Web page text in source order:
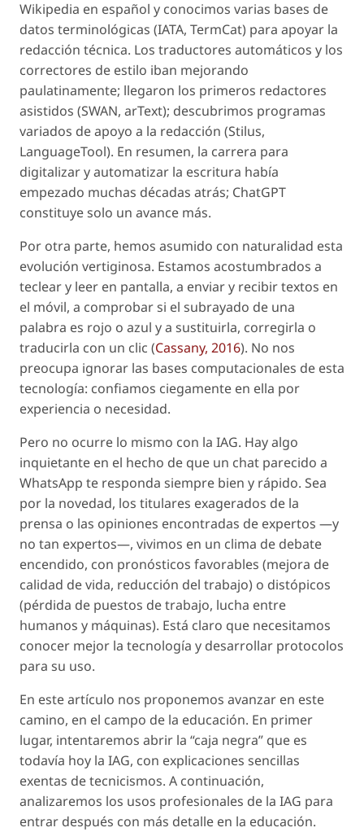
Wikipedia en español y conocimos varias bases de
datos terminológicas (IATA, TermCat) para apoyar la
redacción técnica. Los traductores automáticos y los
correctores de estilo iban mejorando
paulatinamente; llegaron los primeros redactores
asistidos (SWAN, arText); descubrimos programas
variados de apoyo a la redacción (Stilus,
LanguageTool). En resumen, la carrera para
digitalizar y automatizar la escritura había
empezado muchas décadas atrás; ChatGPT
constituye solo un avance más.
Por otra parte, hemos asumido con naturalidad esta
evolución vertiginosa. Estamos acostumbrados a
teclear y leer en pantalla, a enviar y recibir textos en
el móvil, a comprobar si el subrayado de una
palabra es rojo o azul y a sustituirla, corregirla o
traducirla con un clic (Cassany, 2016). No nos
preocupa ignorar las bases computacionales de esta
tecnología: confiamos ciegamente en ella por
experiencia o necesidad.
Pero no ocurre lo mismo con la IAG. Hay algo
inquietante en el hecho de que un chat parecido a
WhatsApp te responda siempre bien y rápido. Sea
por la novedad, los titulares exagerados de la
prensa o las opiniones encontradas de expertos —y
no tan expertos—, vivimos en un clima de debate
encendido, con pronósticos favorables (mejora de
calidad de vida, reducción del trabajo) o distópicos
(pérdida de puestos de trabajo, lucha entre
humanos y máquinas). Está claro que necesitamos
conocer mejor la tecnología y desarrollar protocolos
para su uso.
En este artículo nos proponemos avanzar en este
camino, en el campo de la educación. En primer
lugar, intentaremos abrir la “caja negra” que es
todavía hoy la IAG, con explicaciones sencillas
exentas de tecnicismos. A continuación,
analizaremos los usos profesionales de la IAG para
entrar después con más detalle en la educación.